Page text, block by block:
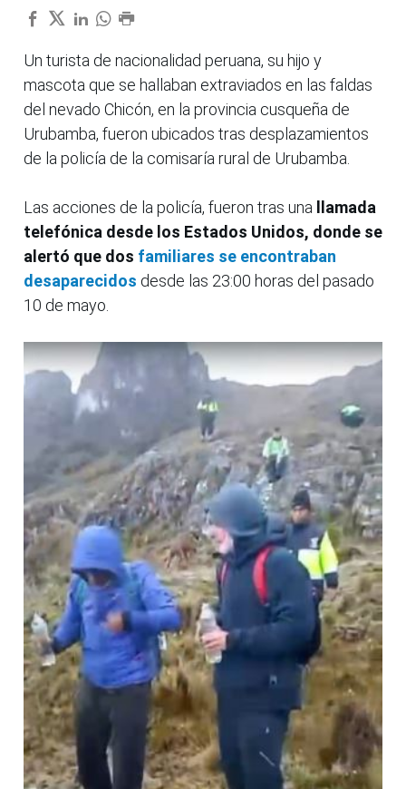
Un turista de nacionalidad peruana, su hijo y
mascota que se hallaban extraviados en las faldas
del nevado Chicón, en la provincia cusqueña de
Urubamba, fueron ubicados tras desplazamientos
de la policía de la comisaría rural de Urubamba.
Las acciones de la policía, fueron tras una
llamada
telefónica desde los Estados Unidos, donde se
alertó que dos familiares se encontraban
desaparecidos desde las 23:00 horas del pasado
10 de mayo.